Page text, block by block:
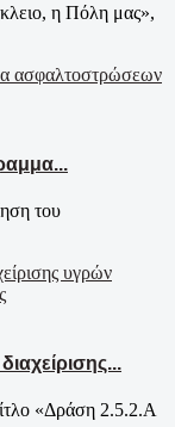
η Πόλη μας»,
του
«Δράση 2.5.2.Α